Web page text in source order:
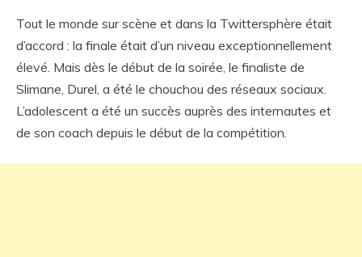
Tout le monde sur scène et dans la Twittersphère était
d’accord : la finale était d’un niveau exceptionnellement
élevé. Mais dès le début de la soirée, le finaliste de
Slimane, Durel, a été le chouchou des réseaux sociaux.
L’adolescent a été un succès auprès des internautes et
de son coach depuis le début de la compétition.